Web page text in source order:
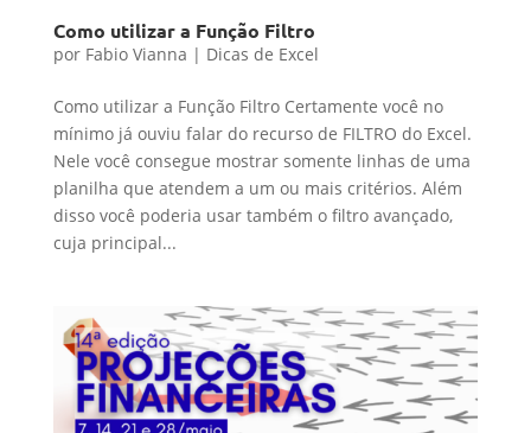
Como utilizar a Função Filtro
por Fabio Vianna | Dicas de Excel
Como utilizar a Função Filtro Certamente você no
mínimo já ouviu falar do recurso de FILTRO do Excel.
Nele você consegue mostrar somente linhas de uma
planilha que atendem a um ou mais critérios. Além
disso você poderia usar também o filtro avançado,
cuja principal...